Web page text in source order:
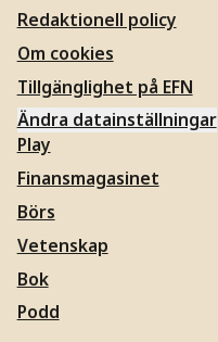
Redaktionell policy
Om cookies
Tillgänglighet på EFN
Ändra datainställningar
Play
Finansmagasinet
Börs
Vetenskap
Bok
Podd